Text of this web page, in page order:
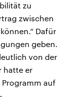
zu
zwischen
Dafür
geben.
von der
hatte er
auf